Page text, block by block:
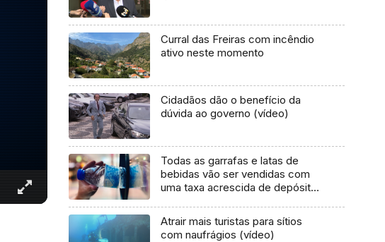
Curral das Freiras com incêndio
ativo neste momento
Cidadãos dão o benefício da
dúvida ao governo (vídeo)
Todas as garrafas e latas de
bebidas vão ser vendidas com
uma taxa acrescida de depósito
Atrair mais turistas para sítios
com naufrágios (vídeo)